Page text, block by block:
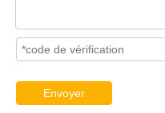
Envoyer